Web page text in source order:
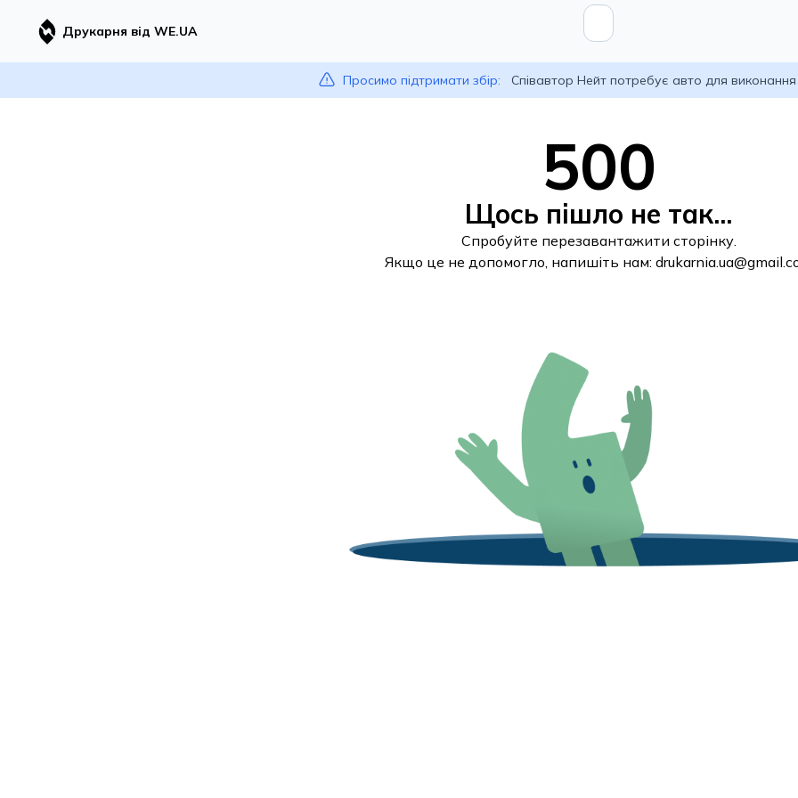
Друкарня від WE.UA
Просимо підтримати збір: Співавтор Нейт потребує авто для
500
Щось пішло не так...
Спробуйте перезавантажити сторінку.
Якщо це не допомогло, напишіть нам: